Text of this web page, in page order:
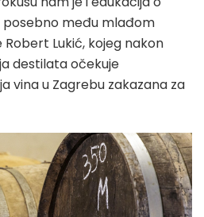
među mlađom
Lukić, kojeg nakon
destilata očekuje
vina u Zagrebu zakazana za